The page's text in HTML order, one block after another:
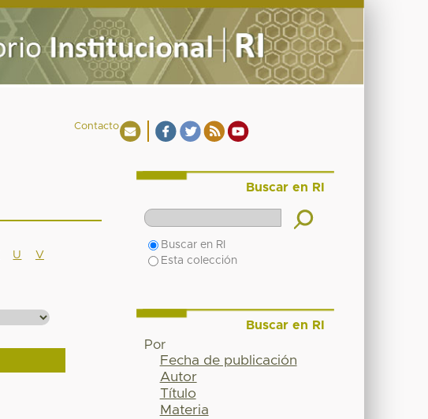
Contacto
U
V
Buscar en RI
Buscar en RI
Esta colección
Buscar en RI
Por
Fecha de publicación
Autor
Título
Materia